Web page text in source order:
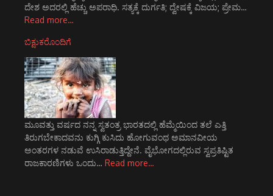
ದೇಶ ಅದರಲ್ಲಿ ಹೆಚ್ಚು ಅಪರಾಧಿ. ಸತ್ಯಕ್ಕೆ ದುರ್ಗತಿ; ದ್ವೇಷಕ್ಕೆ ವಿಜಯ; ಪ್ರೇಮ…
Read more…
ಬಿಕ್ಷುಕರೊಂದಿಗೆ
ಮೂವತ್ತು ವರ್ಷದ ನನ್ನ ಸ್ವತಂತ್ರ ಭಾರತದಲ್ಲಿ ಹೆಮ್ಮೆಯಿಂದ ತಲೆ ಎತ್ತಿ
ತಿರುಗಬೇಕಾದವನು ಕುಗ್ಗಿ ಕುಸಿದು ಹೋಗುವಂಥ ಅಮಾನವೀಯ
ಅಂತರಗಳ ನಡುವೆ ಉಸಿರಾಡುತ್ತಿದ್ದೇನೆ. ವೈಭೋಗದಲ್ಲಿರುವ ಸ್ವಪ್ರತಿಷ್ಟಿತ
ರಾಜಕಾರಣಿಗಳು ಒಂದು… Read more…